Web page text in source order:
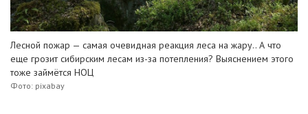
Лесной пожар — самая очевидная реакция леса на жару.. А что
еще грозит сибирским лесам из-за потепления? Выяснением этого
тоже займётся НОЦ
Фото: pixabay